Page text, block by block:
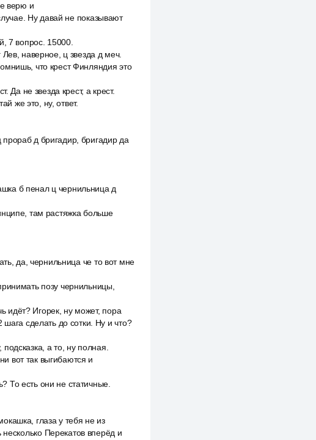
верю и
Ну давай не показывают
7 вопрос. 15000.
Лев, наверное, ц звезда д меч.
что крест Финляндия это
Да не звезда крест, а крест.
же это, ну, ответ.
д бригадир, бригадир да
б пенал ц чернильница д
там растяжка больше
да, чернильница че то вот мне
позу чернильницы,
идёт? Игорек, ну может, пора
сделать до сотки. Ну и что?
а то, ну полная.
вот так выгибаются и
То есть они не статичные.
глаза у тебя не из
Перекатов вперёд и